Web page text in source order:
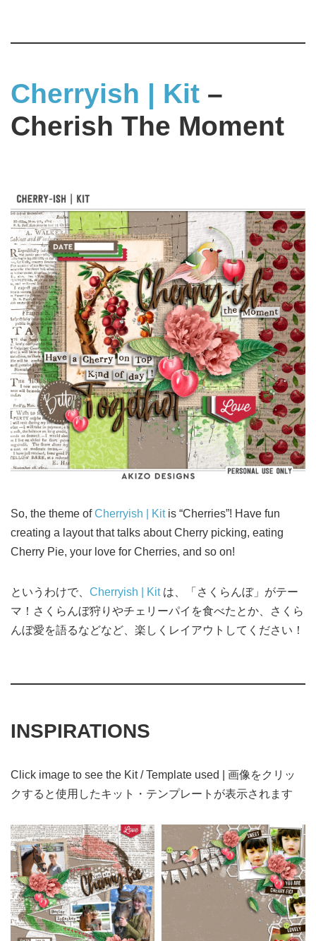
Cherryish | Kit –
Cherish The Moment
So, the theme ofCherryish | Kitis “Cherries”! Have fun
creating a layout that talks about Cherry picking, eating
Cherry Pie, your love for Cherries, and so on!
というわけで、 Cherryish | Kitは、「さくらんぼ」がテー
マ！さくらんぼ狩りやチェリーパイを食べたとか、さくら
んぼ愛を語るなどなど、楽しくレイアウトしてください！
INSPIRATIONS
Click image to see the Kit / Template used | 画像をクリッ
クすると使用したキット・テンプレートが表示されます